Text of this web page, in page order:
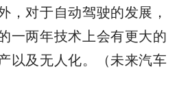
，对于自动驾驶的发展，
一两年技术上会有更大的
以及无人化。（未来汽车